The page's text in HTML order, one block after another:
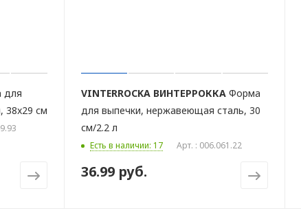
для
38x29 см
VINTERROCKA ВИНТЕРРОККА Форма
для выпечки, нержавеющая сталь, 30
см/2.2 л
Есть в наличии: 17 Арт. : 006.061.22
36.99 руб.